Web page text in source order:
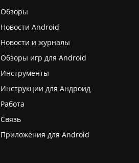
Обзоры
Новости Android
Новости и журналы
Обзоры игр для Android
Инструменты
Инструкции для Андроид
Работа
Связь
Приложения для Android